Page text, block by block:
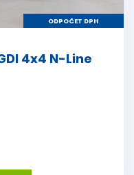
ODPOČET DPH
4x4 N-Line